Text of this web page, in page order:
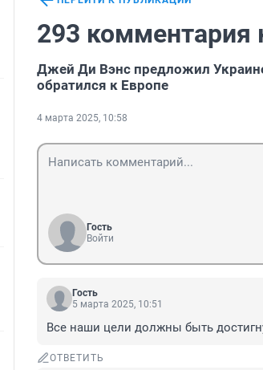
293 комментария
Джей Ди Вэнс предложил
обратился к Европе
4 марта 2025, 10:58
Гость
Войти
Гость
5 марта 2025, 10:51
Все наши цели должны быть
ОТВЕТИТЬ